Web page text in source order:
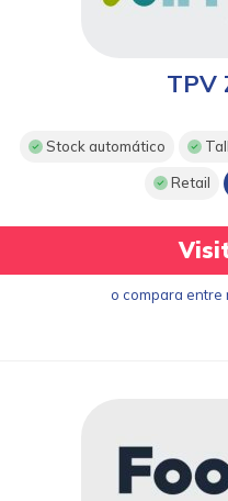
TPV
Stock automático
Retail
o compara entre